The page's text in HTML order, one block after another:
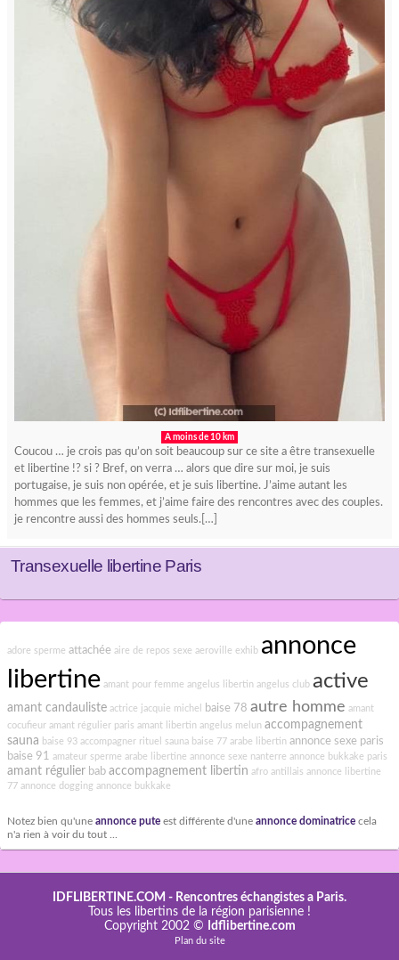
A moins de 10 km
Coucou … je crois pas qu’on soit beaucoup sur ce site a être transexuelle
et libertine !? si ? Bref, on verra … alors que dire sur moi, je suis
portugaise, je suis non opérée, et je suis libertine. J’aime autant les
hommes que les femmes, et j’aime faire des rencontres avec des couples.
je rencontre aussi des hommes seuls.[…]
Transexuelle libertine Paris
adore sperme attachée aire de repos sexe aeroville exhib annonce
libertine amant pour femme angelus libertin angelus club active
amant candauliste actrice jacquie michel baise 78 autre homme amant
cocufieur amant régulier paris amant libertin angelus melun accompagnement
sauna baise 93 accompagner rituel sauna baise 77 arabe libertin annonce sexe paris
baise 91
amateur sperme arabe libertine annonce sexe nanterre annonce bukkake paris
amant régulier bab accompagnement libertin afro antillais annonce libertine
77 annonce dogging annonce bukkake
Notez bien qu'une annonce pute est différente d'une annonce dominatrice cela
n'a rien à voir du tout ...
IDFLIBERTINE.COM - Rencontres échangistes a Paris.
Tous les libertins de la région parisienne !
Copyright 2002 ©
Idflibertine.com
Plan du site